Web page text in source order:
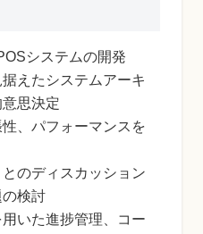
システムの開発
えたシステムアーキ
思決定
、パフォーマンスを
のディスカッション
検討
いた進捗管理、コー